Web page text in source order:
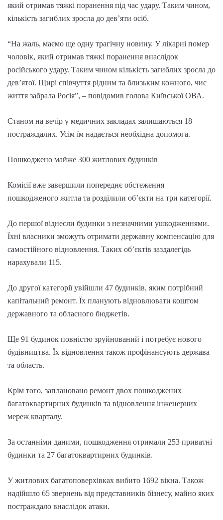
який отримав тяжкі поранення під час удару. Таким чином,
кількість загиблих зросла до дев’яти осіб.
“На жаль, маємо ще одну трагічну новину. У лікарні помер
чоловік, який отримав тяжкі поранення внаслідок
російського удару. Таким чином кількість загиблих зросла до
дев’ятої. Щирі співчуття рідним та близьким кожного, чиє
життя забрала Росія”, – повідомив голова Київської ОВА.
Станом на вечір у медичних закладах залишаються 18
постраждалих. Усім їм надається необхідна допомога.
Пошкоджено майже 300 житлових будинків
Комісії вже завершили попереднє обстеження
пошкодженого житла та розділили об’єкти на три категорії.
До першої віднесли будинки з незначними ушкодженнями.
Їхні власники зможуть отримати державну компенсацію для
самостійного відновлення. Таких об’єктів заздалегідь
нарахували 115.
До другої категорії увійшли 47 будинків, яким потрібний
капітальний ремонт. Їх планують відновлювати коштом
державного та обласного бюджетів.
Ще 91 будинок повністю зруйнований і потребує нового
будівництва. Їх відновлення також профінансують держава
та область.
Крім того, заплановано ремонт двох пошкоджених
багатоквартирних будинків та відновлення інженерних
мереж кварталу.
За останніми даними, пошкодження отримали 253 приватні
будинки та 27 багатоквартирних будинків.
У житлових багатоповерхівках вибито 1692 вікна. Також
надійшло 65 звернень від представників бізнесу, майно яких
постраждало внаслідок атаки.